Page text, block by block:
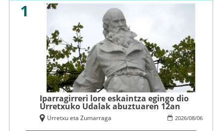
1
Iparragirreri lore eskaintza egingo dio
Urretxuko Udalak abuztuaren 12an
2026/08/06
Urretxu eta Zumarraga